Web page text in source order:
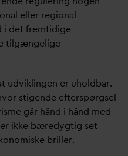
eller regional
i det fremtidige
tilgængelige
udviklingen er uholdbar.
stigende efterspørgsel
går hånd i hånd med
ikke bæredygtig set
briller.